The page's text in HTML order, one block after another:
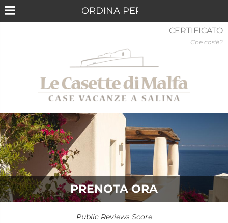
PRENOTA ORA
Public Reviews Score
CERTIFICATO
Che cos'è?